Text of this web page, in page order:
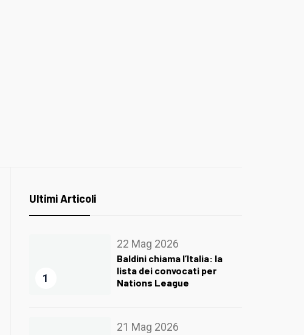
Ultimi Articoli
1
22 Mag 2026
Baldini chiama l’Italia: la
lista dei convocati per
Nations League
21 Mag 2026